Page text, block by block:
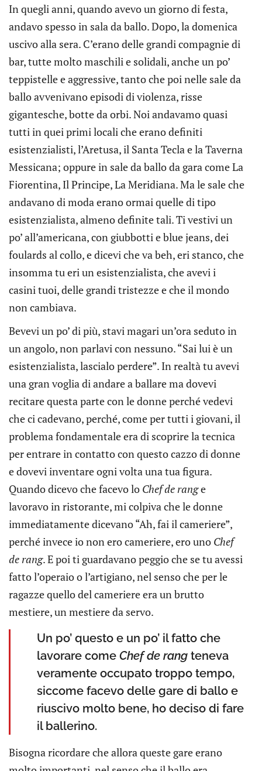
In quegli anni, quando avevo un giorno di festa,
andavo spesso in sala da ballo. Dopo, la domenica
uscivo alla sera. C’erano delle grandi compagnie di
bar, tutte molto maschili e solidali, anche un po’
teppistelle e aggressive, tanto che poi nelle sale da
ballo avvenivano episodi di violenza, risse
gigantesche, botte da orbi. Noi andavamo quasi
tutti in quei primi locali che erano definiti
esistenzialisti, l’Aretusa, il Santa Tecla e la Taverna
Messicana; oppure in sale da ballo da gara come La
Fiorentina, Il Principe, La Meridiana. Ma le sale che
andavano di moda erano ormai quelle di tipo
esistenzialista, almeno definite tali. Ti vestivi un
po’ all’americana, con giubbotti e blue jeans, dei
foulards al collo, e dicevi che va beh, eri stanco, che
insomma tu eri un esistenzialista, che avevi i
casini tuoi, delle grandi tristezze e che il mondo
non cambiava.
Bevevi un po’ di più, stavi magari un’ora seduto in
un angolo, non parlavi con nessuno. “Sai lui è un
esistenzialista, lascialo perdere”. In realtà tu avevi
una gran voglia di andare a ballare ma dovevi
recitare questa parte con le donne perché vedevi
che ci cadevano, perché, come per tutti i giovani, il
problema fondamentale era di scoprire la tecnica
per entrare in contatto con questo cazzo di donne
e dovevi inventare ogni volta una tua figura.
Quando dicevo che facevo lo Chef de range
lavoravo in ristorante, mi colpiva che le donne
immediatamente dicevano “Ah, fai il cameriere”,
perché invece io non ero cameriere, ero uno Chef
de rang. E poi ti guardavano peggio che se tu avessi
fatto l’operaio o l’artigiano, nel senso che per le
ragazze quello del cameriere era un brutto
mestiere, un mestiere da servo.
Un po’ questo e un po’ il fatto che
lavorare come Chef de rang teneva
veramente occupato troppo tempo,
siccome facevo delle gare di ballo e
riuscivo molto bene, ho deciso di fare
il ballerino.
Bisogna ricordare che allora queste gare erano